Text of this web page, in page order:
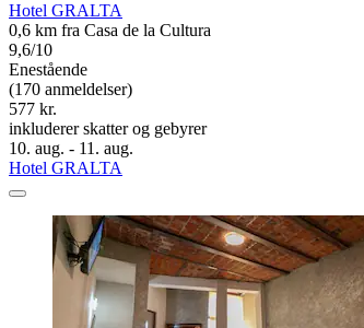
Hotel GRALTA
0,6 km fra Casa de la Cultura
9,6/10
Enestående
(170 anmeldelser)
577 kr.
inkluderer skatter og gebyrer
10. aug. - 11. aug.
Hotel GRALTA